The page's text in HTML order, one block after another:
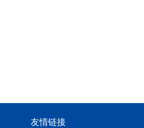
友情链接